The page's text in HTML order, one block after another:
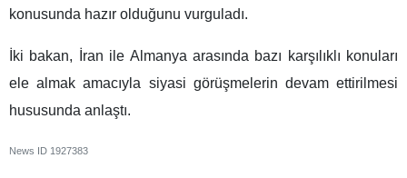
konusunda hazır olduğunu vurguladı.
İki bakan, İran ile Almanya arasında bazı karşılıklı konuları
ele almak amacıyla siyasi görüşmelerin devam ettirilmesi
hususunda anlaştı.
News ID 1927383